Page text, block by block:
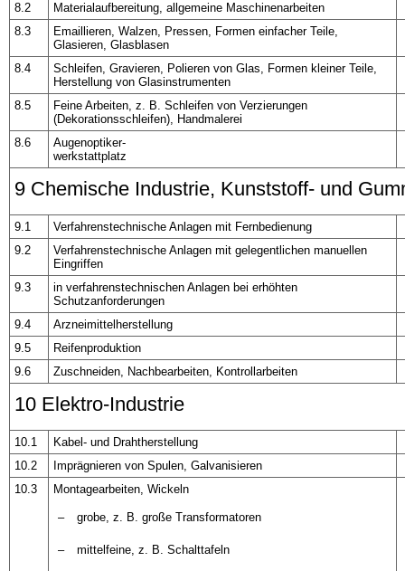
8.2
Materialaufbereitung, allgemeine Maschinenarbeiten
8.3
Emaillieren, Walzen, Pressen, Formen einfacher Teile,
Glasieren, Glasblasen
8.4
Schleifen, Gravieren, Polieren von Glas, Formen kleiner Teile,
Herstellung von Glasinstrumenten
8.5
Feine Arbeiten, z. B. Schleifen von Verzierungen
(Dekorationsschleifen), Handmalerei
8.6
Augenoptiker-
werkstattplatz
9 Chemische Industrie, Kunststoff- und
9.1
Verfahrenstechnische Anlagen mit Fernbedienung
9.2
Verfahrenstechnische Anlagen mit gelegentlichen manuellen
Eingriffen
9.3
in verfahrenstechnischen Anlagen bei erhöhten
Schutzanforderungen
9.4
Arzneimittelherstellung
9.5
Reifenproduktion
9.6
Zuschneiden, Nachbearbeiten, Kontrollarbeiten
10 Elektro-Industrie
10.1
Kabel- und Drahtherstellung
10.2
Imprägnieren von Spulen, Galvanisieren
10.3
Montagearbeiten, Wickeln
– grobe, z. B. große Transformatoren
– mittelfeine, z. B. Schalttafeln